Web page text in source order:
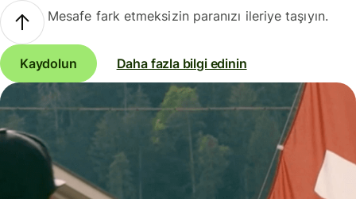
Mesafe fark etmeksizin paranızı ileriye taşıyın.
Kaydolun Daha fazla bilgi edinin